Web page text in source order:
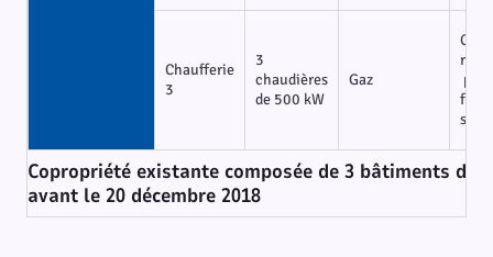
Copropriété existante composée de 3 bâtiments
avant le 20 décembre 2018
Chaufferie
3
3
chaudières
de 500 kW
Gaz